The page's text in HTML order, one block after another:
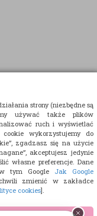
strony (niezbędne są
używać także plików
ruch i wyświetlać
wykorzystujemy do
zgadzasz się na użycie
akceptujesz jedynie
własne preferencje. Dane
tym Google Jak Google
zmienić w zakładce
cookies].